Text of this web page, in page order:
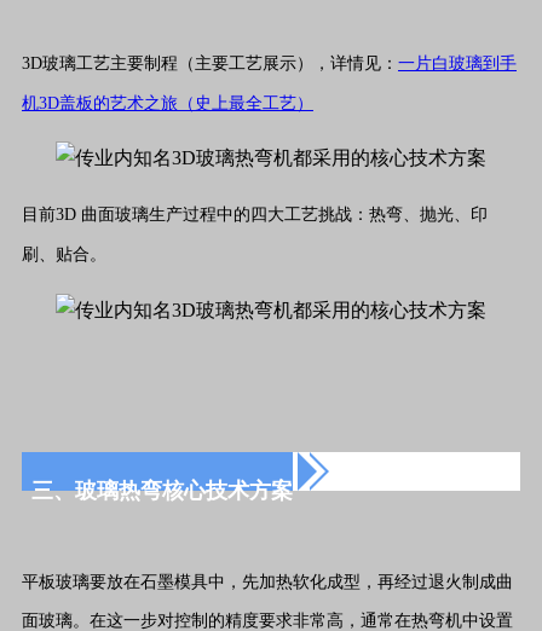
3D玻璃工艺主要制程（主要工艺展示），详情见： 一片白玻璃到手
机3D盖板的艺术之旅（史上最全工艺）
目前3D 曲面玻璃生产过程中的四大工艺挑战：热弯、抛光、印
刷、贴合。
三、玻璃热弯核心技术方案
平板玻璃要放在石墨模具中，先加热软化成型，再经过退火制成曲
面玻璃。在这一步对控制的精度要求非常高，通常在热弯机中设置